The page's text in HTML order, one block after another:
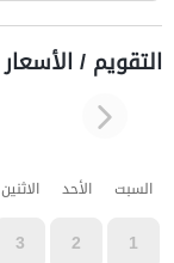
التقويم / الأسعار
السبت الأحد الاثنين
1
2
3